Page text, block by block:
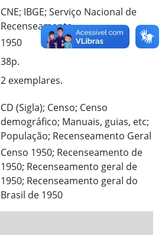
CNE; IBGE; Serviço Nacional de
Recenseamento
1950
38p.
2 exemplares.
CD (Sigla); Censo; Censo
demográfico; Manuais, guias, etc;
População; Recenseamento Geral
Censo 1950; Recenseamento de
1950; Recenseamento geral de
1950; Recenseamento geral do
Brasil de 1950